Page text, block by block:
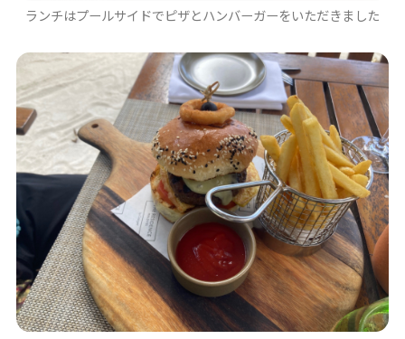
ランチはプールサイドでピザとハンバーガーをいただきました